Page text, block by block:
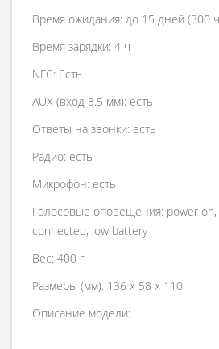
Время ожидания: до 15 дней (300
Время зарядки: 4 ч
NFC: Есть
AUX (вход 3.5 мм): есть
Ответы на звонки: есть
Радио: есть
Микрофон: есть
Голосовые оповещения: power on,
connected, low battery
Вес: 400 г
Размеры (мм): 136 х 58 х 110
Описание модели: